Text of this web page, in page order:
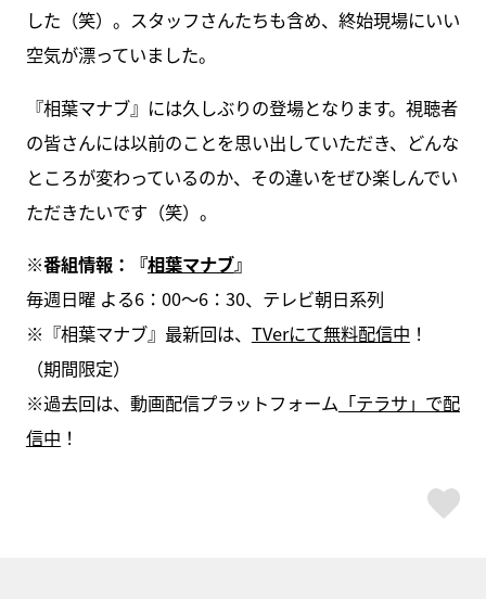
した（笑）。スタッフさんたちも含め、終始現場にいい
空気が漂っていました。
『相葉マナブ』には久しぶりの登場となります。視聴者
の皆さんには以前のことを思い出していただき、どんな
ところが変わっているのか、その違いをぜひ楽しんでい
ただきたいです（笑）。
※番組情報：『相葉マナブ』
毎週日曜 よる6：00〜6：30、テレビ朝日系列
※『相葉マナブ』最新回は、 TVerにて無料配信中 ！
（期間限定）
※過去回は、動画配信プラットフォーム 「テラサ」で配
信中 ！